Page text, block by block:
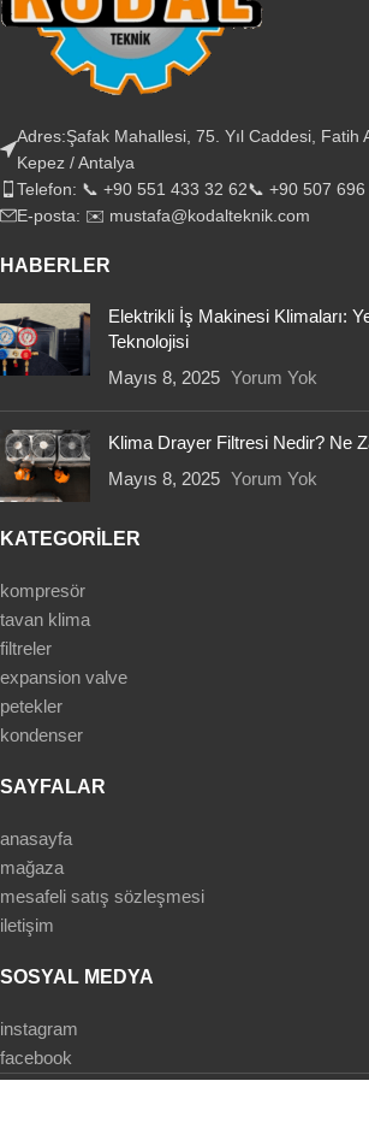
Adres:Şafak Mahallesi, 75. Yıl Caddesi, Fatih
Kepez / Antalya
Telefon: 📞 +90 551 433 32 62📞 +90 507 696
E-posta: ✉️ mustafa@kodalteknik.com
HABERLER
Elektrikli İş Makinesi Klimaları:
Teknolojisi
Mayıs 8, 2025 Yorum Yok
Klima Drayer Filtresi Nedir? Ne
Mayıs 8, 2025 Yorum Yok
KATEGORİLER
kompresör
tavan klima
filtreler
expansion valve
petekler
kondenser
SAYFALAR
anasayfa
mağaza
mesafeli satış sözleşmesi
iletişim
SOSYAL MEDYA
instagram
facebook